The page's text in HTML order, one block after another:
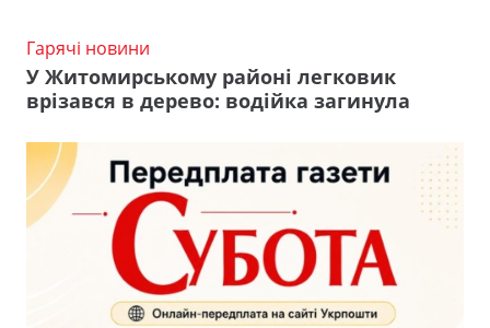
Гарячі новини
У Житомирському районі легковик
врізався в дерево: водійка загинула